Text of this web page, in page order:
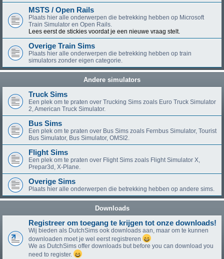
MSTS / Open Rails
Plaats hier alle onderwerpen die betrekking hebben op Microsoft
Train Simulator en Open Rails.
Lees eerst de stickies voordat je een nieuwe vraag stelt.
Overige Train Sims
Plaats hier alle onderwerpen die betrekking hebben op train
simulators zonder eigen categorie.
Andere simulators
Truck Sims
Een plek om te praten over Trucking Sims zoals Euro Truck Simulator
2, American Truck Simulator.
Bus Sims
Een plek om te praten over Bus Sims zoals Fernbus Simulator, Tourist
Bus Simulator, Bus Simulator, OMSI2.
Flight Sims
Een plek om te praten over Flight Sims zoals Flight Simulator X,
Prepar3d, X-Plane.
Overige Sims
Plaats hier alle onderwerpen die betrekking hebben op andere sims.
Downloads
Registreer om toegang te krijgen tot onze downloads!
Wij bieden als DutchSims ook downloads aan, maar om te kunnen
downloaden moet je wel eerst registreren
We as DutchSims offer downloads but before you can download you
need to register.